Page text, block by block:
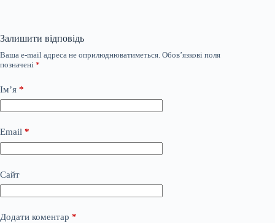
Залишити відповідь
Ваша e-mail адреса не оприлюднюватиметься. Обов’язкові поля
позначені *
Ім’я *
Email *
Сайт
Додати коментар *